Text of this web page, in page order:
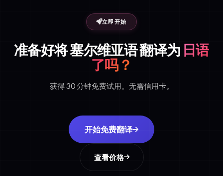
立即开始
准备好将 塞尔维亚语 翻译为日语
了吗？
获得 30 分钟免费试用。无需信用卡。
开始免费翻译
查看价格